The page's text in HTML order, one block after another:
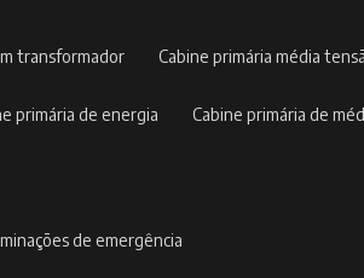
transformador cabine primária média
primária de energia cabine primária de
de emergência